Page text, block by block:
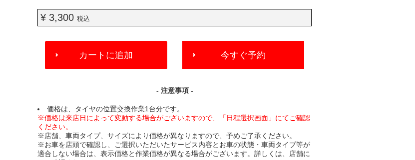
¥ 3,300税込
ADD
CART
カートに追加 今すぐ予約
- 注意事項 -
価格は、タイヤの位置交換作業1台分です。
※価格は来店日によって変動する場合がございますので、「日程選択画面」にてご確認
ください。
※店舗、車両タイプ、サイズにより価格が異なりますので、予めご了承ください。
※お車を店頭で確認し、ご選択いただいたサービス内容とお車の状態・車両タイプ等が
適合しない場合は、表示価格と作業価格が異なる場合がございます。詳しくは、店舗に